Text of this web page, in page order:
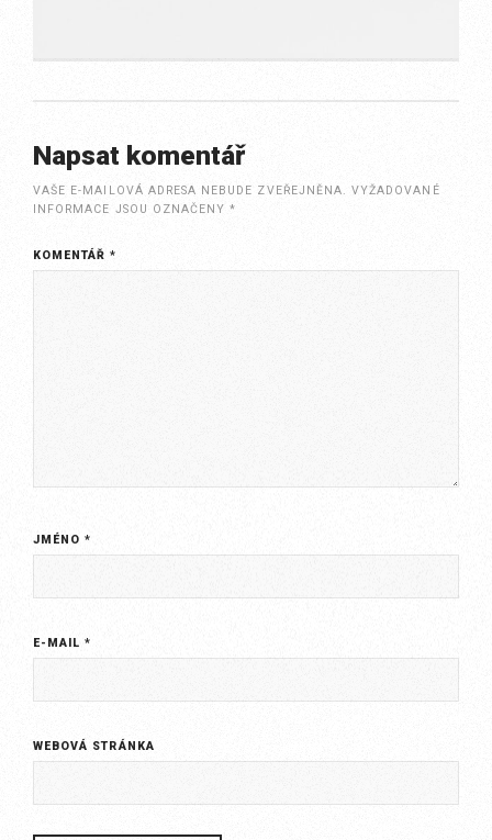
Napsat komentář
VAŠE E-MAILOVÁ ADRESA NEBUDE ZVEŘEJNĚNA. VYŽADOVANÉ
INFORMACE JSOU OZNAČENY*
KOMENTÁŘ*
JMÉNO*
E-MAIL*
WEBOVÁ STRÁNKA